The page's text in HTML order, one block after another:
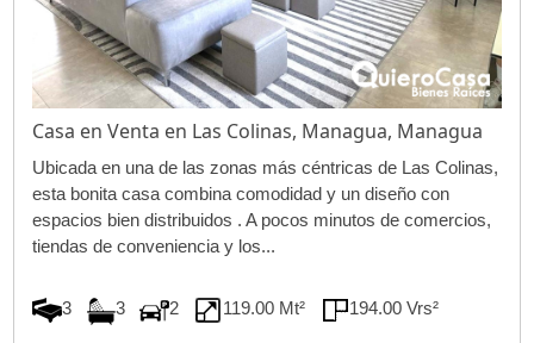
Casa en Venta en Las Colinas, Managua, Managua
Ubicada en una de las zonas más céntricas de Las Colinas,
esta bonita casa combina comodidad y un diseño con
espacios bien distribuidos . A pocos minutos de comercios,
tiendas de conveniencia y los...
3 3 2 119.00 Mt² 194.00 Vrs²